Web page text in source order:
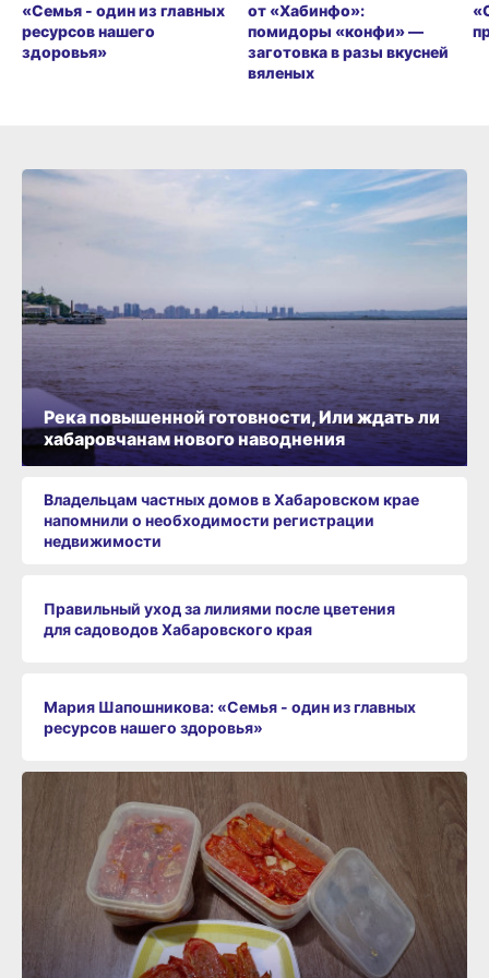
«Семья - один из главных
ресурсов нашего
здоровья»
от «Хабинфо»:
помидоры «конфи» —
заготовка в разы вкусней
вяленых
Река повышенной готовности, Или ждать ли
хабаровчанам нового наводнения
Владельцам частных домов в Хабаровском крае
напомнили о необходимости регистрации
недвижимости
Правильный уход за лилиями после цветения
для садоводов Хабаровского края
Мария Шапошникова: «Семья - один из главных
ресурсов нашего здоровья»